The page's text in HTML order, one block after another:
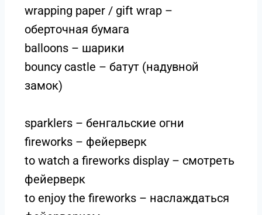
wrapping paper / gift wrap –
оберточная бумага
balloons – шарики
bouncy castle – батут (надувной
замок)
sparklers – бенгальские огни
fireworks – фейерверк
to watch a fireworks display – смотреть
фейерверк
to enjoy the fireworks – наслаждаться